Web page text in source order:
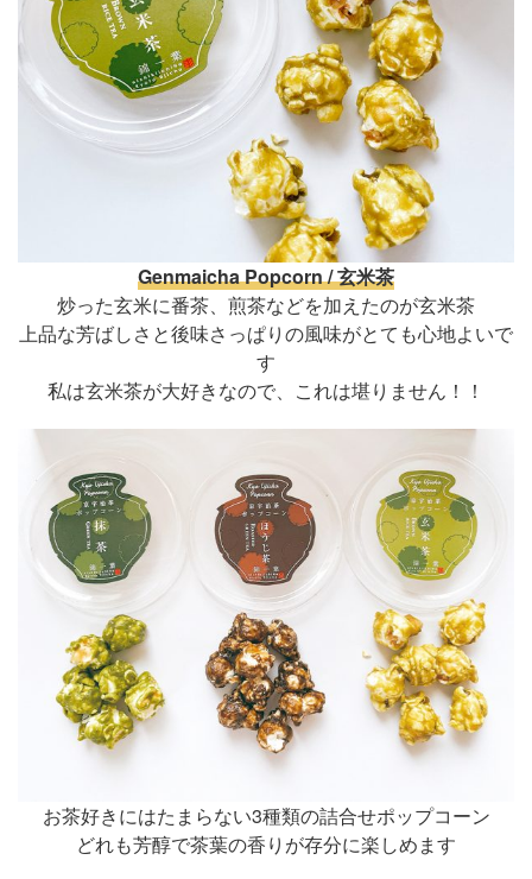
Genmaicha Popcorn / 玄米茶
炒った玄米に番茶、煎茶などを加えたのが玄米茶
上品な芳ばしさと後味さっぱりの風味がとても心地よいで
す
私は玄米茶が大好きなので、これは堪りません！！
お茶好きにはたまらない3種類の詰合せポップコーン
どれも芳醇で茶葉の香りが存分に楽しめます